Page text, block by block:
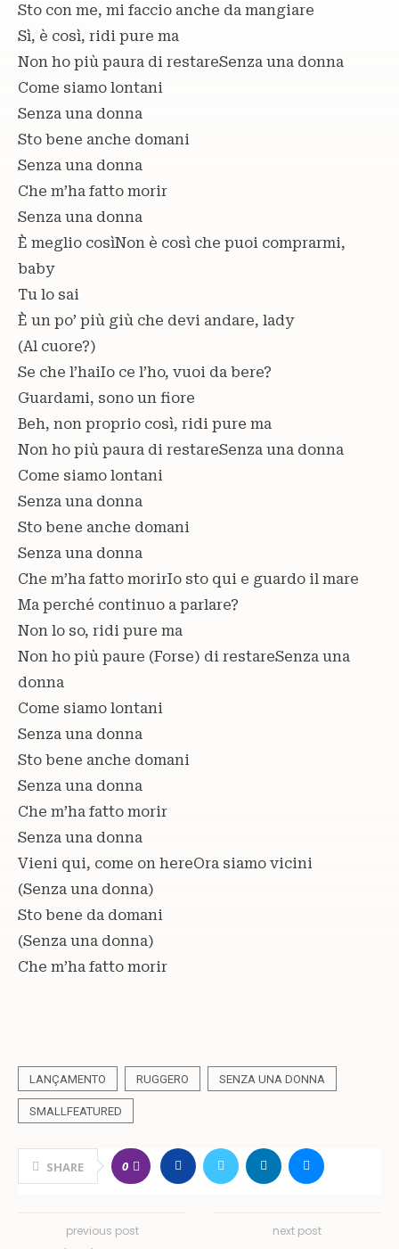
Sto con me, mi faccio anche da mangiare
Sì, è così, ridi pure ma
Non ho più paura di restareSenza una donna
Come siamo lontani
Senza una donna
Sto bene anche domani
Senza una donna
Che m’ha fatto morir
Senza una donna
È meglio cosìNon è così che puoi comprarmi,
baby
Tu lo sai
È un po’ più giù che devi andare, lady
(Al cuore?)
Se che l’haiIo ce l’ho, vuoi da bere?
Guardami, sono un fiore
Beh, non proprio così, ridi pure ma
Non ho più paura di restareSenza una donna
Come siamo lontani
Senza una donna
Sto bene anche domani
Senza una donna
Che m’ha fatto morirIo sto qui e guardo il mare
Ma perché continuo a parlare?
Non lo so, ridi pure ma
Non ho più paure (Forse) di restareSenza una
donna
Come siamo lontani
Senza una donna
Sto bene anche domani
Senza una donna
Che m’ha fatto morir
Senza una donna
Vieni qui, come on hereOra siamo vicini
(Senza una donna)
Sto bene da domani
(Senza una donna)
Che m’ha fatto morir
LANÇAMENTO RUGGERO SENZA UNA DONNA
SMALLFEATURED
SHARE 0
previous post next post